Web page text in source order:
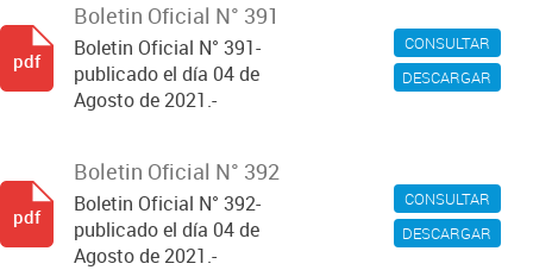
CONSULTAR
DESCARGAR
Boletin Oficial N° 391
Boletin Oficial N° 391-
publicado el día 04 de
Agosto de 2021.-
pdf
CONSULTAR
DESCARGAR
Boletin Oficial N° 392
Boletin Oficial N° 392-
publicado el día 04 de
Agosto de 2021.-
pdf